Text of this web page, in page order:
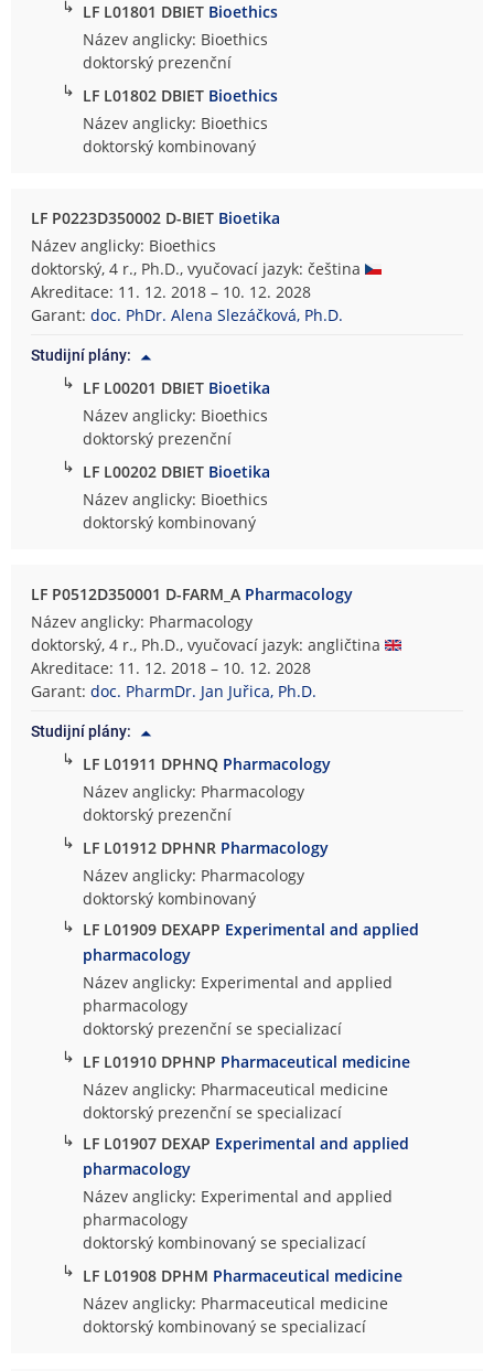
↳ LF L01801 DBIET Bioethics
Název anglicky: Bioethics
doktorský prezenční
↳ LF L01802 DBIET Bioethics
Název anglicky: Bioethics
doktorský kombinovaný
LF P0223D350002 D-BIET Bioetika
Název anglicky: Bioethics
doktorský, 4 r., Ph.D., vyučovací jazyk: čeština
Akreditace: 11. 12. 2018 – 10. 12. 2028
Garant:doc. PhDr. Alena Slezáčková, Ph.D.
Studijní plány:
↳ LF L00201 DBIET Bioetika
Název anglicky: Bioethics
doktorský prezenční
↳ LF L00202 DBIET Bioetika
Název anglicky: Bioethics
doktorský kombinovaný
LF P0512D350001 D-FARM_A Pharmacology
Název anglicky: Pharmacology
doktorský, 4 r., Ph.D., vyučovací jazyk: angličtina
Akreditace: 11. 12. 2018 – 10. 12. 2028
Garant:doc. PharmDr. Jan Juřica, Ph.D.
Studijní plány:
↳ LF L01911 DPHNQ Pharmacology
Název anglicky: Pharmacology
doktorský prezenční
↳ LF L01912 DPHNR Pharmacology
Název anglicky: Pharmacology
doktorský kombinovaný
↳ LF L01909 DEXAPP Experimental and applied
pharmacology
Název anglicky: Experimental and applied
pharmacology
doktorský prezenční se specializací
↳ LF L01910 DPHNP Pharmaceutical medicine
Název anglicky: Pharmaceutical medicine
doktorský prezenční se specializací
↳ LF L01907 DEXAP Experimental and applied
pharmacology
Název anglicky: Experimental and applied
pharmacology
doktorský kombinovaný se specializací
↳ LF L01908 DPHM Pharmaceutical medicine
Název anglicky: Pharmaceutical medicine
doktorský kombinovaný se specializací